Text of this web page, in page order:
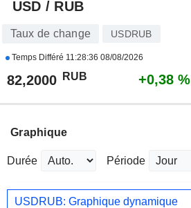
USD / RUB
Taux de change USDRUB
Temps Différé 11:28:36 08/08/2026
82,2000 RUB +0,38 %
Graphique
Durée Période
USDRUB: Graphique dynamique